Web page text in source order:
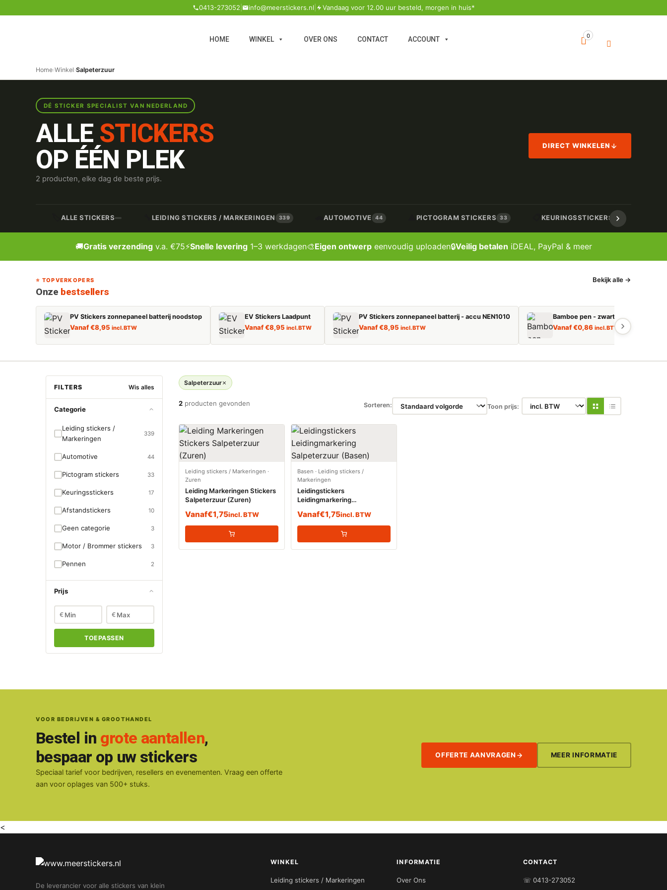
0413-273052 info@meerstickers.nl Vandaag voor 12.00 uur besteld, morgen in huis*
HOME WINKEL OVER ONS CONTACT ACCOUNT 0
Home›Winkel›Salpeterzuur
DÉ STICKER SPECIALIST VAN NEDERLAND
ALLE STICKERS
OP ÉÉN PLEK
2 producten, elke dag de beste prijs.
DIRECT WINKELEN
ALLE STICKERS LEIDING STICKERS / MARKERINGEN 339 AUTOMOTIVE 44 PICTOGRAM STICKERS 33 KEURINGSSTICKERS 17
🚚Gratis verzendingv.a. €75⚡Snelle levering1–3 werkdagen🎨Eigen ontwerpeenvoudig uploaden🔒Veilig betalen iDEAL, PayPal & meer
⭐ TOPVERKOPERS
Onze bestsellers
Bekijk alle →
PV Stickers zonnepaneel batterij noodstop
Vanaf€8,95 incl. BTW
EV Stickers Laadpunt
Vanaf€8,95 incl. BTW
PV Stickers zonnepaneel batterij - accu NEN1010
Vanaf€8,95 incl. BTW
Bamboe pen - zwart schrijvend
Vanaf€0,86 incl. BTW
FILTERS Wis alles
Categorie
Leiding stickers /
Markeringen
339
Automotive 44
Pictogram stickers 33
Keuringsstickers 17
Afstandstickers 10
Geen categorie 3
Motor / Brommer stickers 3
Pennen 2
Prijs
€ €
TOEPASSEN
Salpeterzuur
2 producten gevonden Sorteren: Toon prijs:
Leiding stickers / Markeringen ·
Zuren
Leiding Markeringen Stickers
Salpeterzuur (Zuren)
Vanaf€1,75incl. BTW
Basen · Leiding stickers /
Markeringen
Leidingstickers
Leidingmarkering
Vanaf€1,75incl. BTW
VOOR BEDRIJVEN & GROOTHANDEL
Bestel in grote aantallen,
bespaar op uw stickers
Speciaal tarief voor bedrijven, resellers en evenementen. Vraag een offerte
aan voor oplages van 500+ stuks.
OFFERTE AANVRAGEN MEER INFORMATIE
<
De leverancier voor alle stickers van klein
WINKEL
Leiding stickers / Markeringen
INFORMATIE
Over Ons
CONTACT
☏ 0413-273052